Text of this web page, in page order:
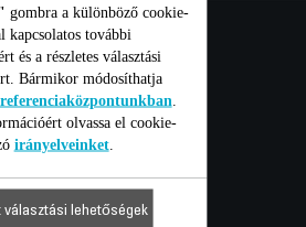
GARANCIA
gombra a különböző cookie-
kapcsolatos további
és a részletes választási
Bármikor módosíthatja
olvassa el cookie-
irányelveinket.
választási lehetőségek